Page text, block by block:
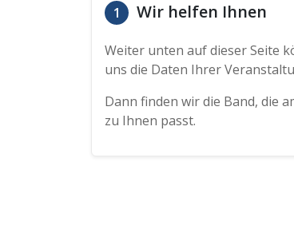
1 Wir helfen Ihnen
Weiter unten auf dieser Seite
uns die Daten Ihrer
Dann finden wir die Band, die
zu Ihnen passt.